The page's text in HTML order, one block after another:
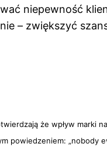
niepewność
– zwiększyć
że wpływ marki
powiedzeniem: „nobody